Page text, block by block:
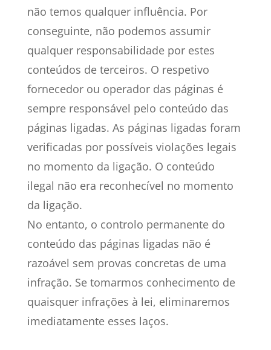
não temos qualquer influência. Por
conseguinte, não podemos assumir
qualquer responsabilidade por estes
conteúdos de terceiros. O respetivo
fornecedor ou operador das páginas é
sempre responsável pelo conteúdo das
páginas ligadas. As páginas ligadas foram
verificadas por possíveis violações legais
no momento da ligação. O conteúdo
ilegal não era reconhecível no momento
da ligação.
No entanto, o controlo permanente do
conteúdo das páginas ligadas não é
razoável sem provas concretas de uma
infração. Se tomarmos conhecimento de
quaisquer infrações à lei, eliminaremos
imediatamente esses laços.